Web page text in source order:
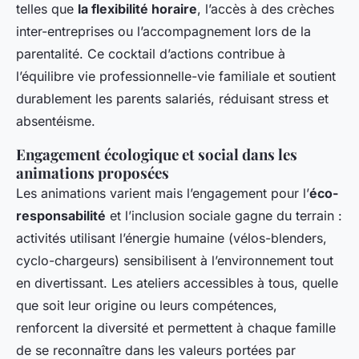
telles que la flexibilité horaire, l’accès à des crèches
inter-entreprises ou l’accompagnement lors de la
parentalité. Ce cocktail d’actions contribue à
l’équilibre vie professionnelle-vie familiale et soutient
durablement les parents salariés, réduisant stress et
absentéisme.
Engagement écologique et social dans les
animations proposées
Les animations varient mais l’engagement pour l’éco-
responsabilité et l’inclusion sociale gagne du terrain :
activités utilisant l’énergie humaine (vélos-blenders,
cyclo-chargeurs) sensibilisent à l’environnement tout
en divertissant. Les ateliers accessibles à tous, quelle
que soit leur origine ou leurs compétences,
renforcent la diversité et permettent à chaque famille
de se reconnaître dans les valeurs portées par